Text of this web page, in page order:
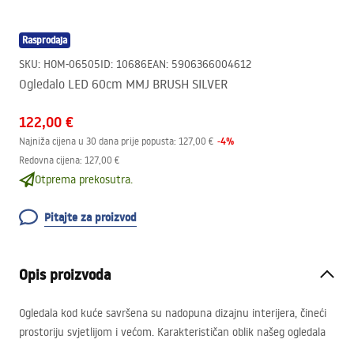
Rasprodaja
SKU: HOM-06505ID: 10686EAN: 5906366004612
Ogledalo LED 60cm MMJ BRUSH SILVER
122,00 €
Najniža cijena u 30 dana prije popusta: 127,00 € -4%
Redovna cijena: 127,00 €
Otprema prekosutra.
Pitajte za proizvod
Opis proizvoda
Ogledala kod kuće savršena su nadopuna dizajnu interijera, čineći
prostoriju svjetlijom i većom. Karakterističan oblik našeg ogledala